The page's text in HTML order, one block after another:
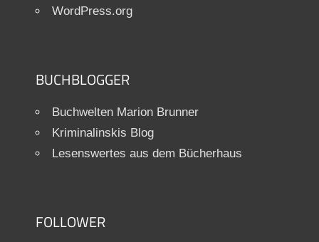
WordPress.org
BUCHBLOGGER
Buchwelten Marion Brunner
Kriminalinskis Blog
Lesenswertes aus dem Bücherhaus
FOLLOWER